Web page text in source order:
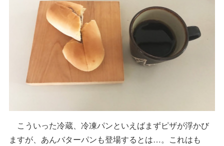
こういった冷蔵、冷凍パンといえばまずピザが浮かび
ますが、あんバターパンも登場するとは…。これはも